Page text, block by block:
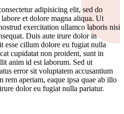
adipisicing elit, sed do
et dolore magna aliqua. Ut
exercitation ullamco laboris nisi
Duis aute irure dolor in
esse cillum dolore eu fugiat nulla
cupidatat non proident, sunt in
anim id est laborum. Sed ut
error sit voluptatem accusantium
rem aperiam, eaque ipsa quae ab illo
dolor eu fugiat nulla pariatur.